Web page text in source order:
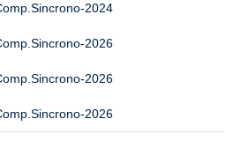
2024
2026
2026
2026